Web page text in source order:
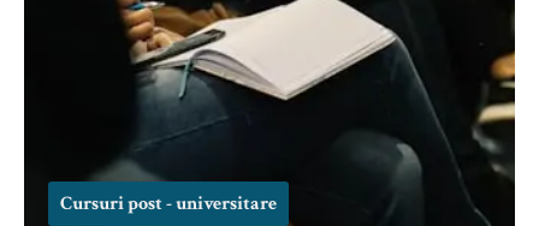
Cursuri post - universitare